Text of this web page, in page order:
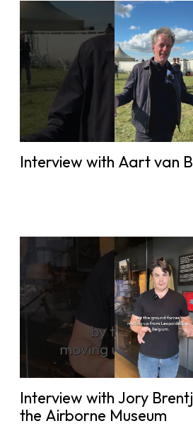
Interview with Aart van
Interview with Jory
the Airborne Museum